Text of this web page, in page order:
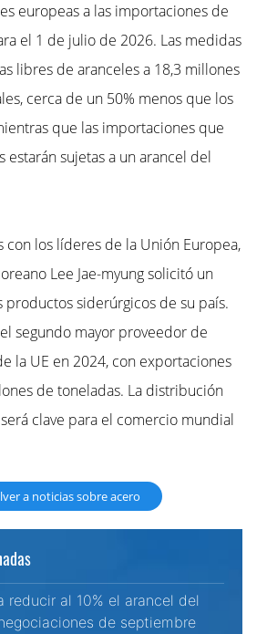
europeas a las importaciones de
el 1 de julio de 2026. Las medidas
libres de aranceles a 18,3 millones
cerca de un 50% menos que los
que las importaciones que
estarán sujetas a un arancel del
con los líderes de la Unión Europea,
Lee Jae-myung solicitó un
productos siderúrgicos de su país.
segundo mayor proveedor de
la UE en 2024, con exportaciones
de toneladas. La distribución
clave para el comercio mundial
a noticias sobre acero
reducir al 10% el arancel del
de septiembre